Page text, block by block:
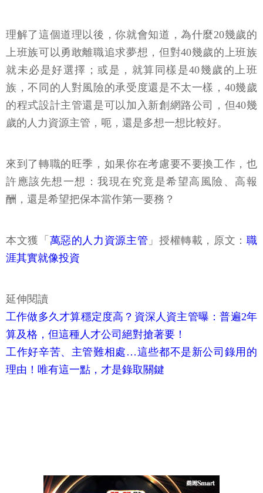
理解了這個道理以後，你就會知道，為什麼20幾歲的
上班族可以勇敢離職追求夢想，但對40幾歲的上班族
就未必是好選擇；或是，就算同樣是40幾歲的上班
族，不同的人對風險的承受度還是不太一樣，40幾歲
的程式設計主管還是可以加入新創網路公司，但40幾
歲的人力資源主管，呃，還是多想一想比較好。
來到了轉職的旺季，如果你在考慮要不要換工作，也
許應該先想一想：我現在究竟是希望高風險、高報
酬，還是希望把保本當作第一要務？
本文獲「 萬惡的人力資源主管 」授權轉載，原文：職
涯其實就像投資
延伸閱讀
工作做多久才算穩定度高？資深人資主管曝：普遍2年
算及格，但這種人才公司絕對搶著要！
工作好辛苦、主管難相處…這些都不是新公司錄用的
理由！唯有這一點，才是錄取關鍵